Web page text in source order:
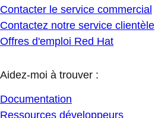
Contacter le service commercial
Contactez notre service clientèle
Offres d'emploi Red Hat
Aidez-moi à trouver :
Documentation
Ressources développeurs